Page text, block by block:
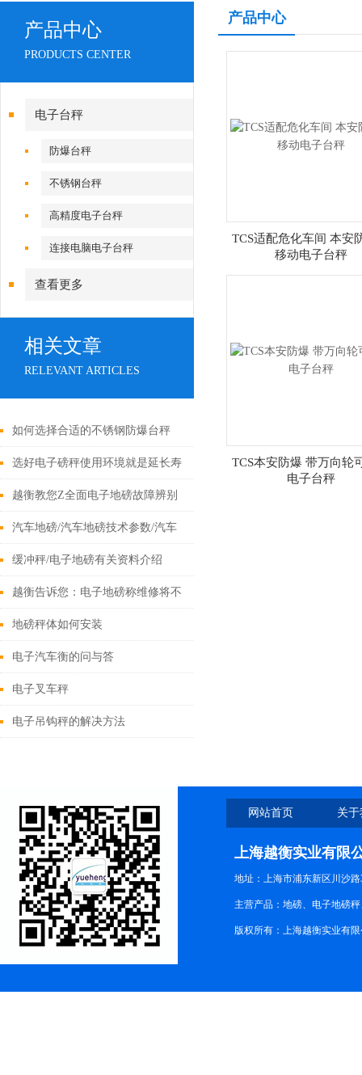
产品中心
PRODUCTS CENTER
电子台秤
防爆台秤
不锈钢台秤
高精度电子台秤
连接电脑电子台秤
查看更多
相关文章
RELEVANT ARTICLES
如何选择合适的不锈钢防爆台秤
选好电子磅秤使用环境就是延长寿
命的保障
越衡教您Z全面电子地磅故障辨别
汽车地磅/汽车地磅技术参数/汽车
地磅操作流程
缓冲秤/电子地磅有关资料介绍
越衡告诉您：电子地磅称维修将不
再是一件难事！
地磅秤体如何安装
电子汽车衡的问与答
电子叉车秤
电子吊钩秤的解决方法
产品中心
TCS适配危化车间 本安
移动电子台秤
TCS本安防爆 带万向轮
电子台秤
网站首页 关
上海越衡实业有限
地址：上海市浦东新区川沙路
主营产品：地磅、电子地磅
版权所有：上海越衡实业有